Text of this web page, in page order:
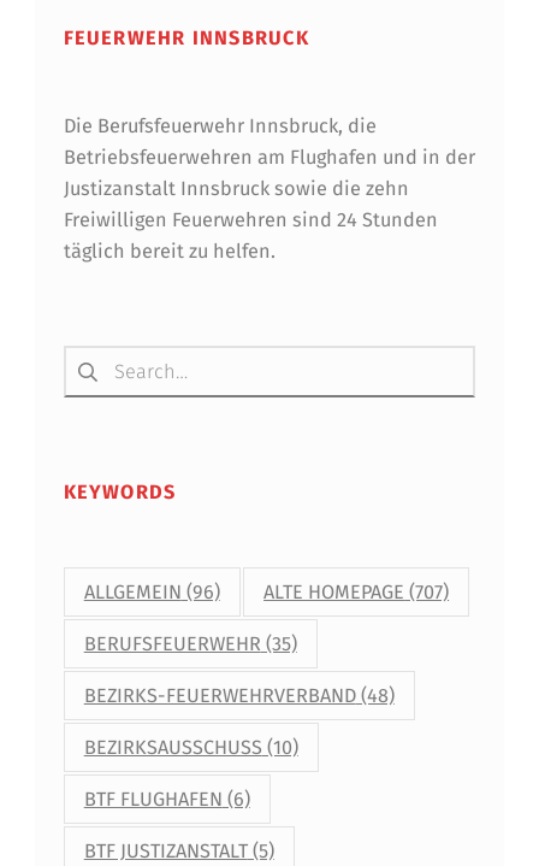
FEUERWEHR INNSBRUCK
Die Berufsfeuerwehr Innsbruck, die
Betriebsfeuerwehren am Flughafen und in der
Justizanstalt Innsbruck sowie die zehn
Freiwilligen Feuerwehren sind 24 Stunden
täglich bereit zu helfen.
Suchen nach:
KEYWORDS
ALLGEMEIN (96) ALTE HOMEPAGE (707)
BERUFSFEUERWEHR (35)
BEZIRKS-FEUERWEHRVERBAND(48)
BEZIRKSAUSSCHUSS (10)
BTF FLUGHAFEN (6)
BTF JUSTIZANSTALT(5)